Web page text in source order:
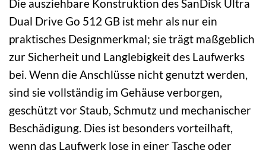
Die ausziehbare Konstruktion des SanDisk Ultra
Dual Drive Go 512 GB ist mehr als nur ein
praktisches Designmerkmal; sie trägt maßgeblich
zur Sicherheit und Langlebigkeit des Laufwerks
bei. Wenn die Anschlüsse nicht genutzt werden,
sind sie vollständig im Gehäuse verborgen,
geschützt vor Staub, Schmutz und mechanischer
Beschädigung. Dies ist besonders vorteilhaft,
wenn das Laufwerk lose in einer Tasche oder